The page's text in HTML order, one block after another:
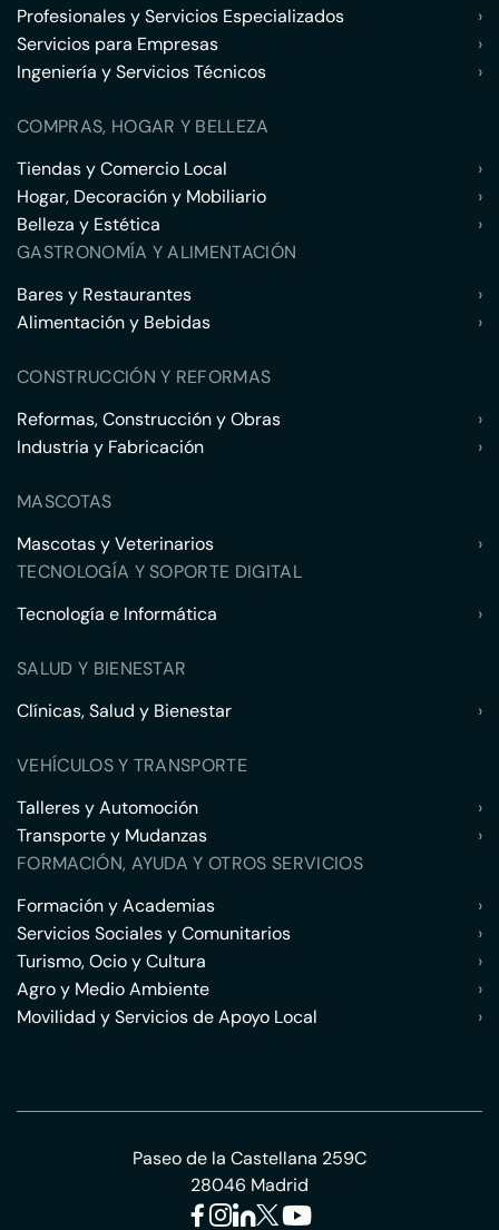
Profesionales y Servicios Especializados
›
Servicios para Empresas
›
Ingeniería y Servicios Técnicos
›
COMPRAS, HOGAR Y BELLEZA
Tiendas y Comercio Local
›
Hogar, Decoración y Mobiliario
›
Belleza y Estética
›
GASTRONOMÍA Y ALIMENTACIÓN
Bares y Restaurantes
›
Alimentación y Bebidas
›
CONSTRUCCIÓN Y REFORMAS
Reformas, Construcción y Obras
›
Industria y Fabricación
›
MASCOTAS
Mascotas y Veterinarios
›
TECNOLOGÍA Y SOPORTE DIGITAL
Tecnología e Informática
›
SALUD Y BIENESTAR
Clínicas, Salud y Bienestar
›
VEHÍCULOS Y TRANSPORTE
Talleres y Automoción
›
Transporte y Mudanzas
›
FORMACIÓN, AYUDA Y OTROS SERVICIOS
Formación y Academias
›
Servicios Sociales y Comunitarios
›
Turismo, Ocio y Cultura
›
Agro y Medio Ambiente
›
Movilidad y Servicios de Apoyo Local
›
Paseo de la Castellana 259C
28046 Madrid